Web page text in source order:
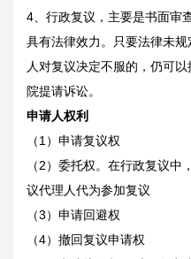
4、行政复议，主要是书面审
具有法律效力。只要法律未
人对复议决定不服的，仍可
院提请诉讼。
申请人权利
（1）申请复议权
（2）委托权。在行政复议
议代理人代为参加复议
（3）申请回避权
（4）撤回复议申请权